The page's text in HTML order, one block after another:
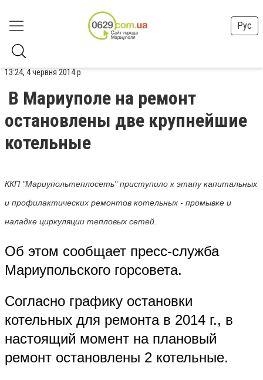
Рус
13:24, 4 червня 2014 р.
В Мариуполе на ремонт
остановлены две крупнейшие
котельные
ККП "Мариупольтеплосеть" приступило к этапу капитальных
и профилактических ремонтов котельных - промывке и
наладке циркуляции тепловых сетей.
Об этом сообщает пресс-служба
Мариупольского горсовета.
Согласно графику остановки
котельных для ремонта в 2014 г., в
настоящий момент на плановый
ремонт остановлены 2 котельные.